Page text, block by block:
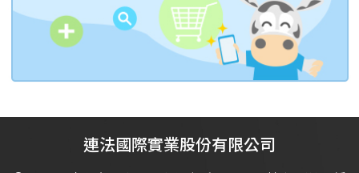
連法國際實業股份有限公司